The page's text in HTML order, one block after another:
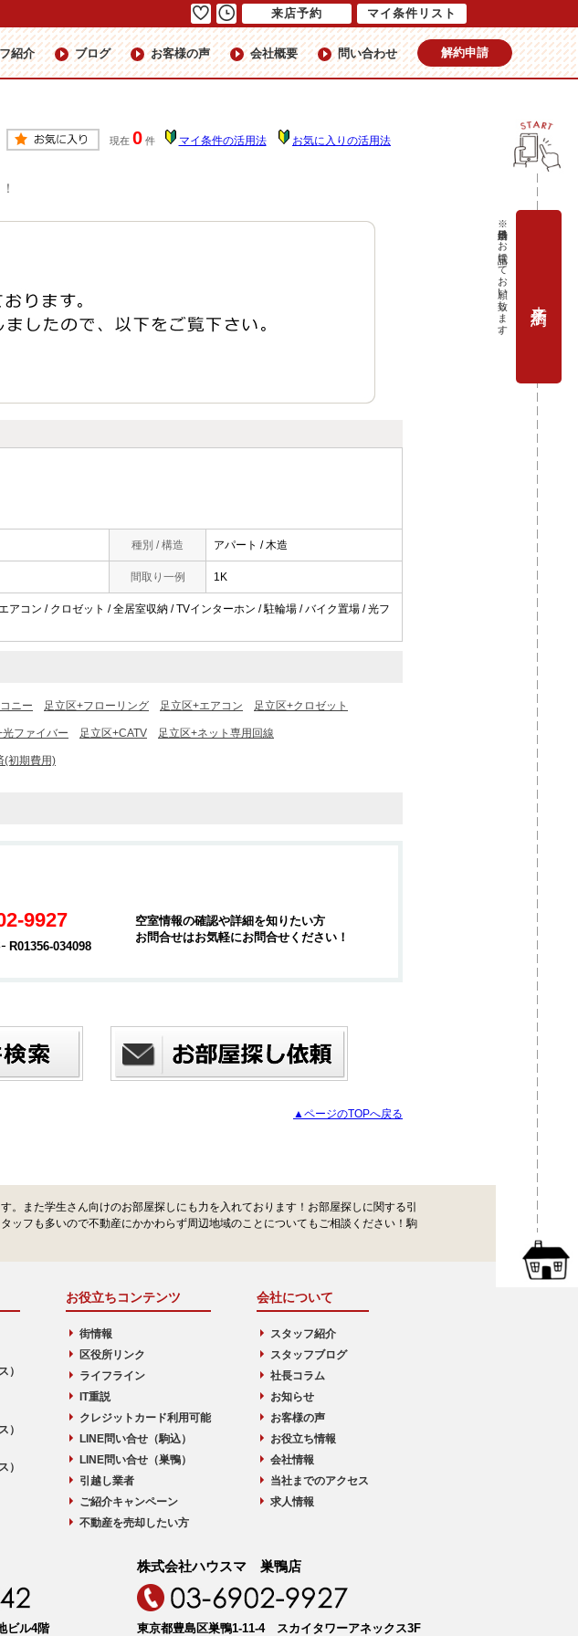
紹介 ブログ お客様の声 会社概要 問い合わせ 解約申請
現在 0 件 マイ条件の活用法 お気に入りの活用法
種別 / 構造 アパート / 木造
間取り一例 1K
コン / クロゼット / 全居室収納 / TVインターホン / 駐輪場 / バイク置場 / 光フ
ニー 足立区+フローリング 足立区+エアコン 足立区+クロゼット
光ファイバー 足立区+CATV 足立区+ネット専用回線
(初期費用)
9927
R01356-034098
空室情報の確認や詳細を知りたい方
お問合せはお気軽にお問合せください！
▲ページのTOPへ戻る
また学生さん向けのお部屋探しにも力を入れております！お部屋探しに関する引
ッフも多いので不動産にかかわらず周辺地域のことについてもご相談ください！駒
）
）
）
お役立ちコンテンツ
街情報
区役所リンク
ライフライン
IT重説
クレジットカード利用可能
LINE問い合せ（駒込）
LINE問い合せ（巣鴨）
引越し業者
ご紹介キャンペーン
不動産を売却したい方
会社について
スタッフ紹介
スタッフブログ
社長コラム
お知らせ
お客様の声
お役立ち情報
会社情報
当社までのアクセス
求人情報
ビル4階
株式会社ハウスマ 巣鴨店
東京都豊島区巣鴨1-11-4 スカイタワーアネックス3F
来店予約 マイ条件リスト
※当日予約はお電話にてお願い致します。